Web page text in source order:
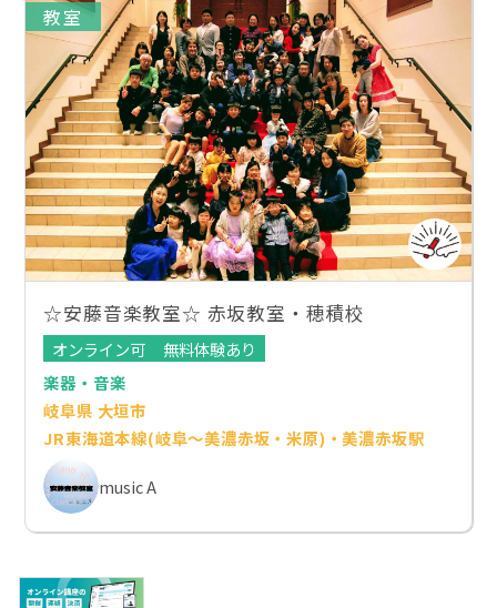
教室
☆安藤音楽教室☆ 赤坂教室・穂積校
オンライン可
無料体験あり
楽器・音楽
岐阜県 大垣市
JR東海道本線(岐阜～美濃赤坂・米原)・美濃赤坂駅
music A